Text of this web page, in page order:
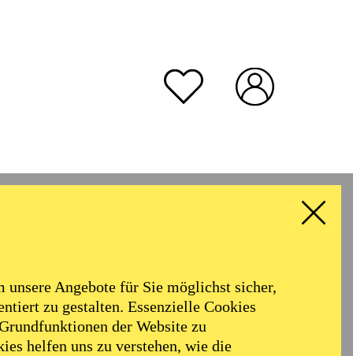
unsere Angebote für Sie möglichst sicher,
zu gestalten. Essenzielle Cookies
der Website zu
helfen uns zu verstehen, wie die